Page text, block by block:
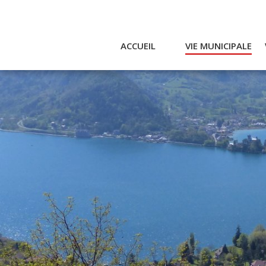
ACCUEIL VIE MUNICIPALE
Actualités et agenda
Conseil municipal
Actes
Réglementaires
Services municipaux
Intercommunalité
Emplois / Marchés
Finances